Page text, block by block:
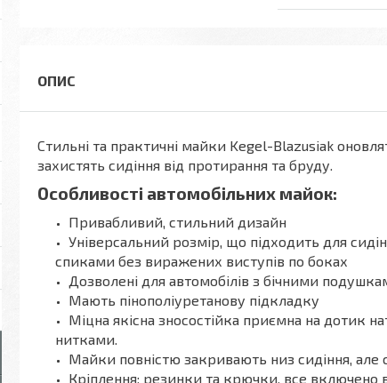
Стильні та практичні майки Kegel-Blazusiak
захистять сидіння від протирання та бруду.
Особливості автомобільних майок:
Привабливий, стильний дизайн
Універсальний розмір, що підходить для
спиками без виражених виступів по боках
Дозволені для автомобілів з бічними
Мають пінополіуретанову підкладку
Міцна якісна зносостійка приємна на дотик
нитками.
Майки повністю закривають низ сидіння, але
Кріплення: резинки та крючки, все включено